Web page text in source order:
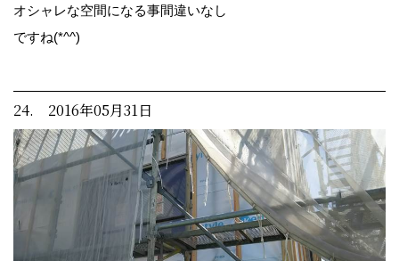
オシャレな空間になる事間違いなし
ですね(*^^)
24. 2016年05月31日